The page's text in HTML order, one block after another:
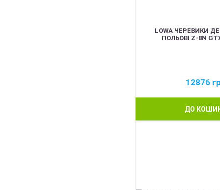
LOWA ЧЕРЕВИКИ
ПОЛЬОВІ Z-8N
12876
ДО